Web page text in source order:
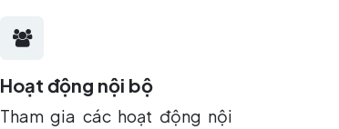
Hoạt động nội bộ
Tham gia các hoạt động nội